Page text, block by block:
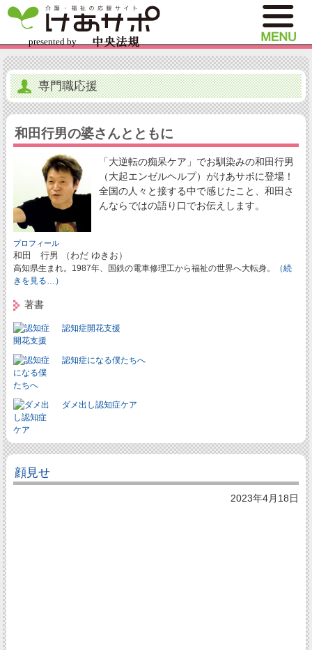
専門職応援
和田行男の婆さんとともに
「大逆転の痴呆ケア」でお馴染みの和田行男
（大起エンゼルヘルプ）がけあサポに登場！
全国の人々と接する中で感じたこと、和田さ
んならではの語り口でお伝えします。
プロフィール
和田 行男 （わだ ゆきお）
高知県生まれ。1987年、国鉄の電車修理工から福祉の世界へ大転身。
（続
きを見る…）
著書
認知症開花支援
認知症になる僕たちへ
ダメ出し認知症ケア
顔見せ
2023年4月18日